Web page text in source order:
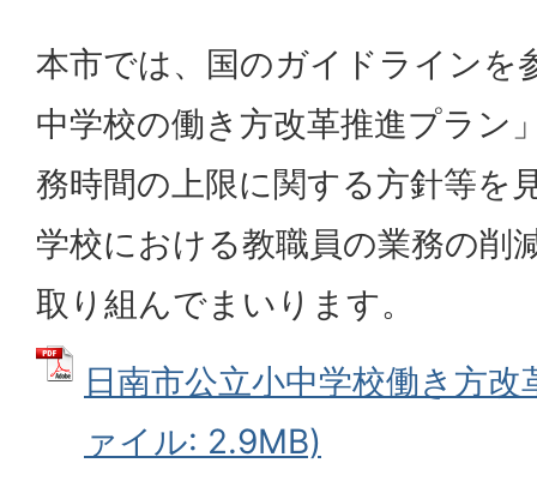
本市では、国のガイドラインを
中学校の働き方改革推進プラン
務時間の上限に関する方針等を
学校における教職員の業務の削
取り組んでまいります。
日南市公立小中学校働き方
ァイル: 2.9MB)